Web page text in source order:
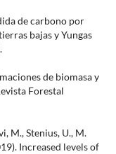
de carbono por
bajas y Yungas
de biomasa y
Forestal
M., Stenius, U., M.
Increased levels of